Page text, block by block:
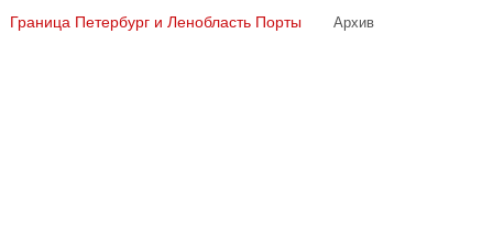
Граница Петербург и Ленобласть Порты Архив